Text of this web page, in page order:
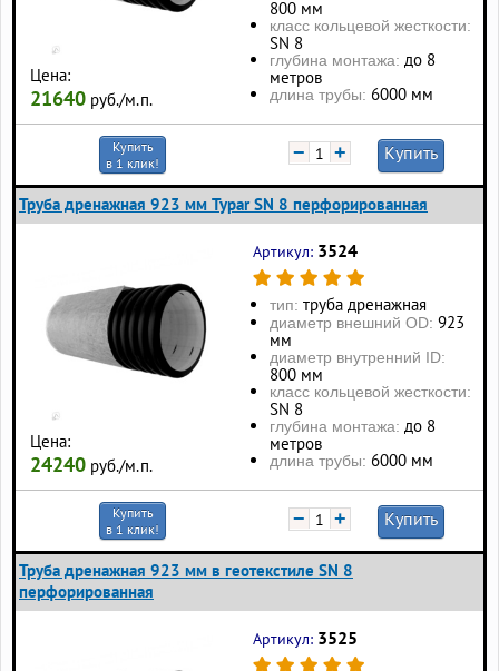
Цена:
21640 руб./м.п.
800 мм
класс кольцевой жесткости:
SN 8
глубина монтажа: до 8
метров
длина трубы: 6000 мм
Купить
в 1 клик!
− + Купить
Труба дренажная 923 мм Typar SN 8 перфорированная
Цена:
24240 руб./м.п.
Артикул: 3524
тип: труба дренажная
диаметр внешний OD: 923
мм
диаметр внутренний ID:
800 мм
класс кольцевой жесткости:
SN 8
глубина монтажа: до 8
метров
длина трубы: 6000 мм
Купить
в 1 клик!
− + Купить
Труба дренажная 923 мм в геотекстиле SN 8
перфорированная
Артикул: 3525